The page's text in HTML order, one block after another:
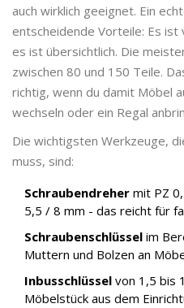
auch wirklich geeignet. Ein
entscheidende Vorteile: Es
es ist übersichtlich. Die
zwischen 80 und 150 Teile.
richtig, wenn du damit Möbel
wechseln oder ein Regal
Die wichtigsten Werkzeuge,
muss, sind:
Schraubendreher mit PZ
5,5 / 8 mm - das reicht für
Schraubenschlüssel im
Muttern und Bolzen an
Inbusschlüssel von 1,5 bis
Möbelstück aus dem